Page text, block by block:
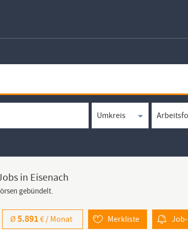
in Eisenach
gebündelt.
Job-
Merkliste
Ø5.891€ / Monat